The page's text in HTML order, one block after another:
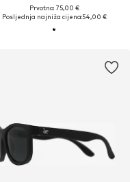
Prvotno: 75,00 €
Posljednja najniža cijena:54,00 €